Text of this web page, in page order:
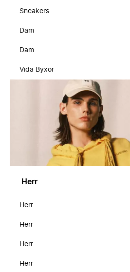
Sneakers
Dam
Dam
Vida Byxor
Herr
Herr
Herr
Herr
Herr